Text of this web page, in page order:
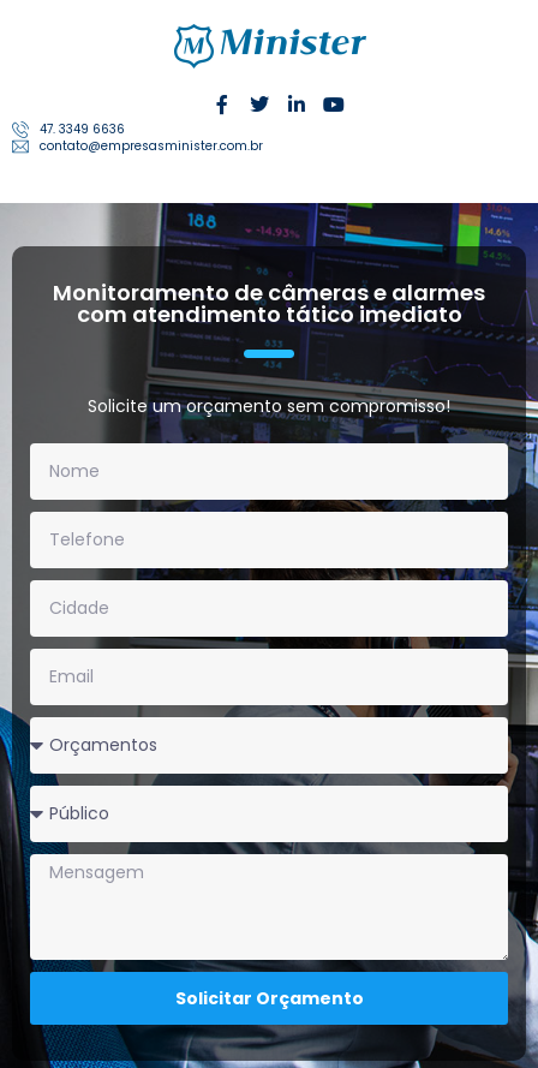
47. 3349 6636
contato@empresasminister.com.br
Monitoramento de câmeras e alarmes
com atendimento tático imediato
Solicite um orçamento sem compromisso!
Solicitar Orçamento